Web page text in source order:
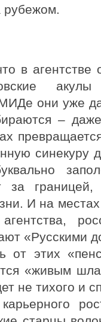
рубежом.
в
они уже
–
синекуру
за
И на
агентства,
«Русскими
от этих
«живым
не тихого и